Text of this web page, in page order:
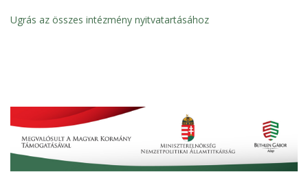
Ugrás az összes intézmény nyitvatartásához